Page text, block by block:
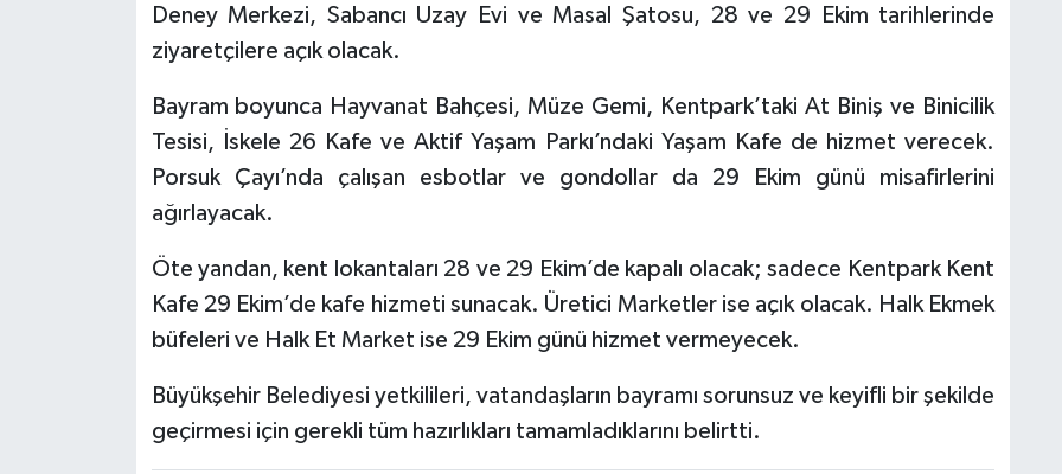
Deney Merkezi, Sabancı Uzay Evi ve Masal Şatosu, 28 ve 29 Ekim tarihlerinde
ziyaretçilere açık olacak.
Bayram boyunca Hayvanat Bahçesi, Müze Gemi, Kentpark’taki At Biniş ve Binicilik
Tesisi, İskele 26 Kafe ve Aktif Yaşam Parkı’ndaki Yaşam Kafe de hizmet verecek.
Porsuk Çayı’nda çalışan esbotlar ve gondollar da 29 Ekim günü misafirlerini
ağırlayacak.
Öte yandan, kent lokantaları 28 ve 29 Ekim’de kapalı olacak; sadece Kentpark Kent
Kafe 29 Ekim’de kafe hizmeti sunacak. Üretici Marketler ise açık olacak. Halk Ekmek
büfeleri ve Halk Et Market ise 29 Ekim günü hizmet vermeyecek.
Büyükşehir Belediyesi yetkilileri, vatandaşların bayramı sorunsuz ve keyifli bir şekilde
geçirmesi için gerekli tüm hazırlıkları tamamladıklarını belirtti.